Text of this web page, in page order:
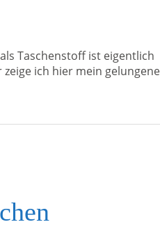
Taschenstoff ist eigentlich
ich hier mein